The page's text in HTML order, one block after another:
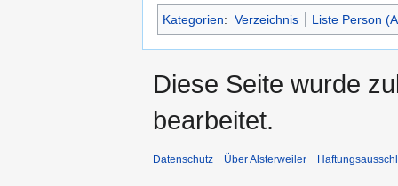
Kategorien: Verzeichnis Liste Person
Diese Seite wurde
bearbeitet.
Datenschutz Über Alsterweiler